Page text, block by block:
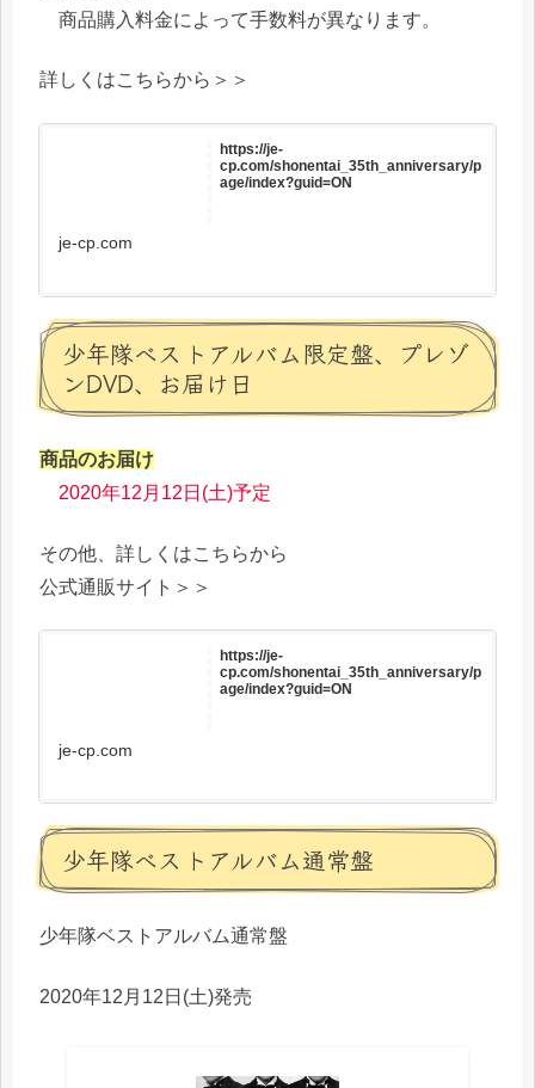
商品購入料金によって手数料が異なります。
詳しくはこちらから＞＞
https://je-
cp.com/shonentai_35th_anniversary/p
age/index?guid=ON
je-cp.com
少年隊ベストアルバム限定盤、プレゾ
ンDVD、お届け日
商品のお届け
2020年12月12日(土)予定
その他、詳しくはこちらから
公式通販サイト＞＞
https://je-
cp.com/shonentai_35th_anniversary/p
age/index?guid=ON
je-cp.com
少年隊ベストアルバム通常盤
少年隊ベストアルバム通常盤
2020年12月12日(土)発売